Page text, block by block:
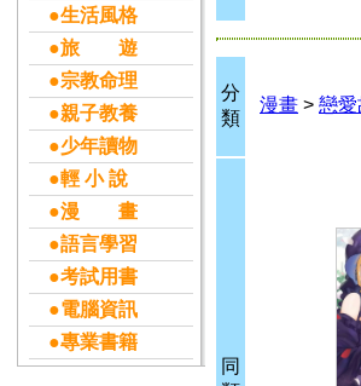
●生活風格
●旅 遊
●宗教命理
●親子教養
●少年讀物
●輕 小 說
●漫 畫
●語言學習
●考試用書
●電腦資訊
●專業書籍
分
類
漫畫 > 戀
同